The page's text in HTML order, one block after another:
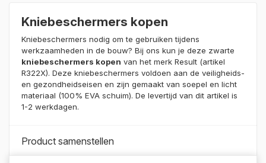
Kniebeschermers kopen
Kniebeschermers nodig om te gebruiken tijdens
werkzaamheden in de bouw? Bij ons kun je deze zwarte
kniebeschermers kopen van het merk Result (artikel
R322X). Deze kniebeschermers voldoen aan de veiligheids-
en gezondheidseisen en zijn gemaakt van soepel en licht
materiaal (100% EVA schuim). De levertijd van dit artikel is
1-2 werkdagen.
Product samenstellen